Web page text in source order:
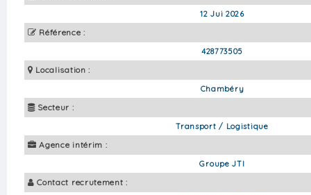
12 Jui 2026
Référence :
428773505
Localisation :
Chambéry
Secteur :
Transport / Logistique
Agence intérim :
Groupe JTI
Contact recrutement :